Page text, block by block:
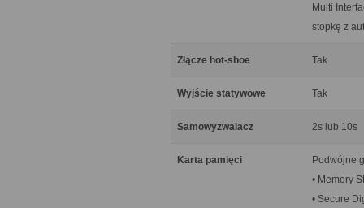
Multi
stopkę z
Złącze hot-shoe Tak
Wyjście statywowe Tak
Samowyzwalacz 2s lub 10s
Karta pamięci
Podwójne
• Memory
• Secure